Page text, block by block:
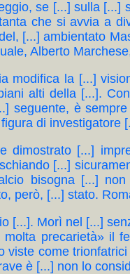
se [...] sulla [...]
che si avvia a
[...] ambientato
Alberto
modifica la [...]
alti della [...].
seguente, è
di investigatore
dimostrato [...]
[...]
bisogna [...]
però, [...] stato.
[...]. Morì nel [...]
precarietà» il
viste come
è [...] non lo